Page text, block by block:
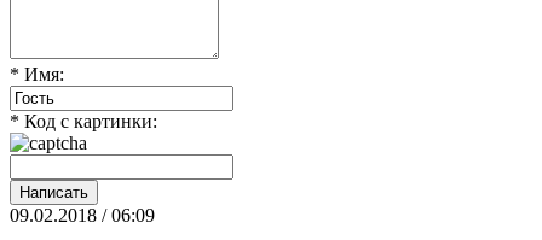
* Имя:
* Код с картинки:
09.02.2018 / 06:09